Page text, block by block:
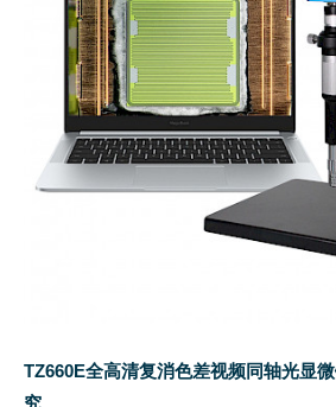
TZ660E全高清复消色差视频同轴光显
究